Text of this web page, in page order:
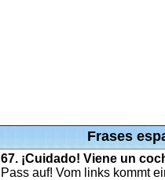
Frases
67. ¡Cuidado! Viene un
Pass auf! Vom links kommt